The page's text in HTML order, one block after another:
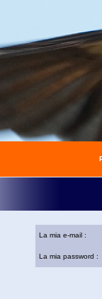
La mia e-mail :
La mia password :